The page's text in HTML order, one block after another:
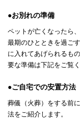
●お別れの準備
ペットが亡くなったら
最期のひとときを過ご
に入れてあげられるも
要な準備は下記をご覧く
●ご自宅での安置方法
葬儀（火葬）をする前
法をご紹介します。